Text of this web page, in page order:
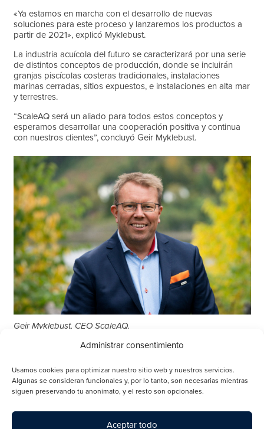
Administrar consentimiento
Usamos cookies para optimizar nuestro sitio web y nuestros servicios.
Algunas se consideran funcionales y, por lo tanto, son necesarias mientras
siguen preservando tu anonimato, y el resto son opcionales.
Aceptar todo
«Ya estamos en marcha con el desarrollo de nuevas
soluciones para este proceso y lanzaremos los productos a
partir de 2021», explicó Myklebust.
La industria acuícola del futuro se caracterizará por una serie
de distintos conceptos de producción, donde se incluirán
granjas piscícolas costeras tradicionales, instalaciones
marinas cerradas, sitios expuestos, e instalaciones en alta mar
y terrestres.
“ScaleAQ será un aliado para todos estos conceptos y
esperamos desarrollar una cooperación positiva y continua
con nuestros clientes”, concluyó Geir Myklebust.
Geir Myklebust, CEO ScaleAQ.
Para obtener más información, póngase en contacto con:
tore.laastad@scaleaq.com